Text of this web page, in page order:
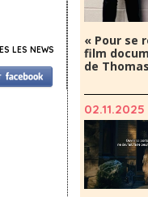
LES NEWS
« Pour se
film
de
02.11.2025